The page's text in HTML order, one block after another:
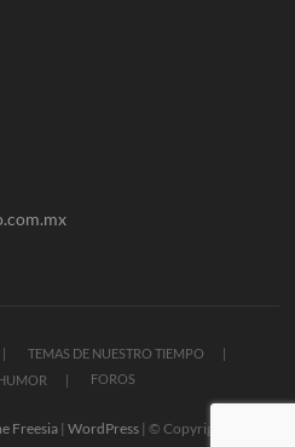
TEMAS DE NUESTRO TIEMPO
FOROS
Freesia |WordPress | © Copyright All